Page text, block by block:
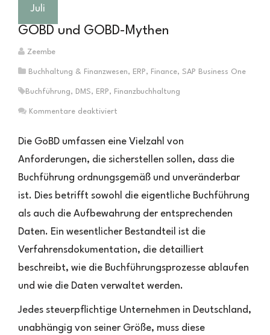
Juli
GOBD und GOBD-Mythen
Zeembe
Buchhaltung & Finanzwesen, ERP, Finance, SAP Business One
Buchführung, DMS, ERP, Finanzbuchhaltung
Kommentare deaktiviert
und
Mythen
Die GoBD umfassen eine Vielzahl von
Anforderungen, die sicherstellen sollen, dass die
Buchführung ordnungsgemäß und unveränderbar
ist. Dies betrifft sowohl die eigentliche Buchführung
als auch die Aufbewahrung der entsprechenden
Daten. Ein wesentlicher Bestandteil ist die
Verfahrensdokumentation, die detailliert
beschreibt, wie die Buchführungsprozesse ablaufen
und wie die Daten verwaltet werden.
Jedes steuerpflichtige Unternehmen in Deutschland,
unabhängig von seiner Größe, muss diese